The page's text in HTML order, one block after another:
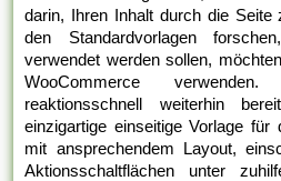
darin, Ihren Inhalt durch die
den Standardvorlagen
verwendet werden sollen,
WooCommerce
reaktionsschnell weiterhin
einzigartige einseitige Vorlage für
mit ansprechendem Layout,
Aktionsschaltflächen unter